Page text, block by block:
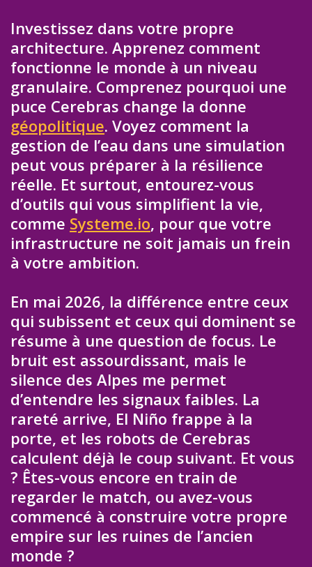
Investissez dans votre propre
architecture. Apprenez comment
fonctionne le monde à un niveau
granulaire. Comprenez pourquoi une
puce Cerebras change la donne
géopolitique. Voyez comment la
gestion de l’eau dans une simulation
peut vous préparer à la résilience
réelle. Et surtout, entourez-vous
d’outils qui vous simplifient la vie,
comme Systeme.io, pour que votre
infrastructure ne soit jamais un frein
à votre ambition.
En mai 2026, la différence entre ceux
qui subissent et ceux qui dominent se
résume à une question de focus. Le
bruit est assourdissant, mais le
silence des Alpes me permet
d’entendre les signaux faibles. La
rareté arrive, El Niño frappe à la
porte, et les robots de Cerebras
calculent déjà le coup suivant. Et vous
? Êtes-vous encore en train de
regarder le match, ou avez-vous
commencé à construire votre propre
empire sur les ruines de l’ancien
monde ?